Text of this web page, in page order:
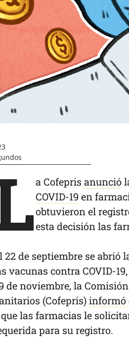
a Cofepris anunció
COVID-19 en
obtuvieron el
esta decisión las
22 de septiembre se abrió
vacunas contra COVID-
de noviembre, la
(Cofepris)informó
las farmacias le
para su registro.